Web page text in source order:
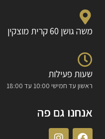
משה גושן 60 קרית מוצקין
שעות פעילות
ראשון עד חמישי 10:00 עד 18:00
אנחנו גם פה